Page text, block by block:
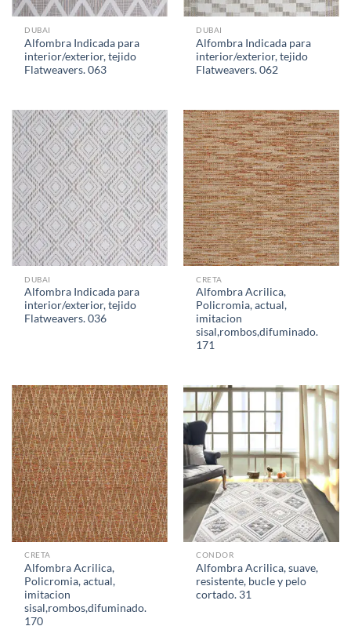
DUBAI
Alfombra Indicada para
interior/exterior, tejido
Flatweavers. 063
DUBAI
Alfombra Indicada para
interior/exterior, tejido
Flatweavers. 062
DUBAI
Alfombra Indicada para
interior/exterior, tejido
Flatweavers. 036
CRETA
Alfombra Acrilica,
Policromia, actual,
imitacion
sisal,rombos,difuminado.
171
CRETA
Alfombra Acrilica,
Policromia, actual,
imitacion
sisal,rombos,difuminado.
170
CONDOR
Alfombra Acrilica, suave,
resistente, bucle y pelo
cortado. 31